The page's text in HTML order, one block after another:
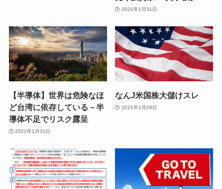
2021年1月31日
【半導体】世界は危険なほ
ど台湾に依存している－半
導体不足でリスク露呈
2021年1月31日
なんJ米国株大儲けスレ
2021年1月29日